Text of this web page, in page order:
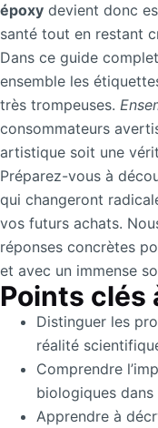
époxy devient donc
santé tout en restant
Dans ce guide
ensemble les
très trompeuses.
consommateurs
artistique soit une
Préparez-vous à
qui changeront
vos futurs achats.
réponses concrètes
et avec un immense
Points clés
Distinguer les
réalité
Comprendre
biologiques
Apprendre à